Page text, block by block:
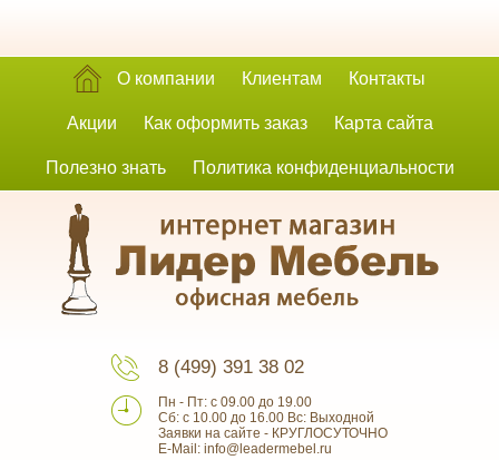
О компании Клиентам Контакты
Акции Как оформить заказ Карта сайта
Полезно знать Политика конфиденциальности
8 (499) 391 38 02
Пн - Пт: с 09.00 до 19.00
Сб: с 10.00 до 16.00 Вс: Выходной
Заявки на сайте - КРУГЛОСУТОЧНО
E-Mail: info@leadermebel.ru